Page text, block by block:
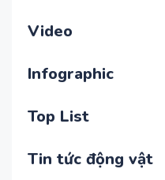
Video
Infographic
Top List
Tin tức động vật